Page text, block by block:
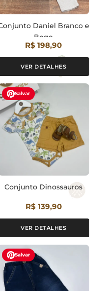
Daniel Branco e
Bege
R$ 198,90
VER DETALHES
Salvar
Conjunto Dinossauros
R$ 139,90
VER DETALHES
Salvar